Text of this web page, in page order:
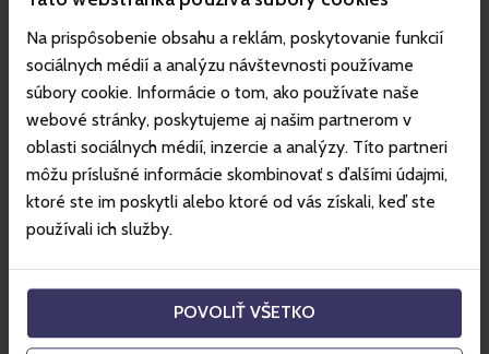
Na prispôsobenie obsahu a reklám, poskytovanie funkcií
sociálnych médií a analýzu návštevnosti používame
súbory cookie. Informácie o tom, ako používate naše
webové stránky, poskytujeme aj našim partnerom v
oblasti sociálnych médií, inzercie a analýzy. Títo partneri
môžu príslušné informácie skombinovať s ďalšími údajmi,
ktoré ste im poskytli alebo ktoré od vás získali, keď ste
používali ich služby.
POVOLIŤ VŠETKO
Vstup na vyznačené skialp trasy je možný len so
zakupeným Skialpovým lístkom.
Mimo určených trás a časov, nie je skialpovanie v
stredisku z bezpečnostných dôvodov možné.
Skialp lístok je neprenosný a je možné ho zakúpiť len
na konkrétny dátum
Viac info:vt.sk
Zobraziť viac
Využitie na miestach
Tatranská Lomnica - Vysoké Tatry